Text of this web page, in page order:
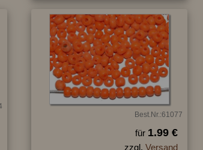
Best.Nr.:61077
für 1.99 €
zzgl. Versand